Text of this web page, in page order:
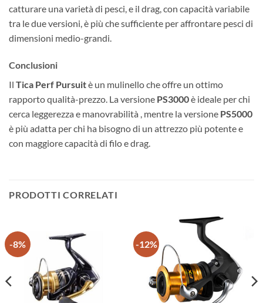
catturare una varietà di pesci, e il drag, con capacità variabile
tra le due versioni, è più che sufficiente per affrontare pesci di
dimensioni medio-grandi.
Conclusioni
Il Tica Perf Pursuitè un mulinello che offre un ottimo
rapporto qualità-prezzo. La versione PS3000è ideale per chi
cerca leggerezza e manovrabilità , mentre la versione PS5000
è più adatta per chi ha bisogno di un attrezzo più potente e
con maggiore capacità di filo e drag.
PRODOTTI CORRELATI
-8% -12%